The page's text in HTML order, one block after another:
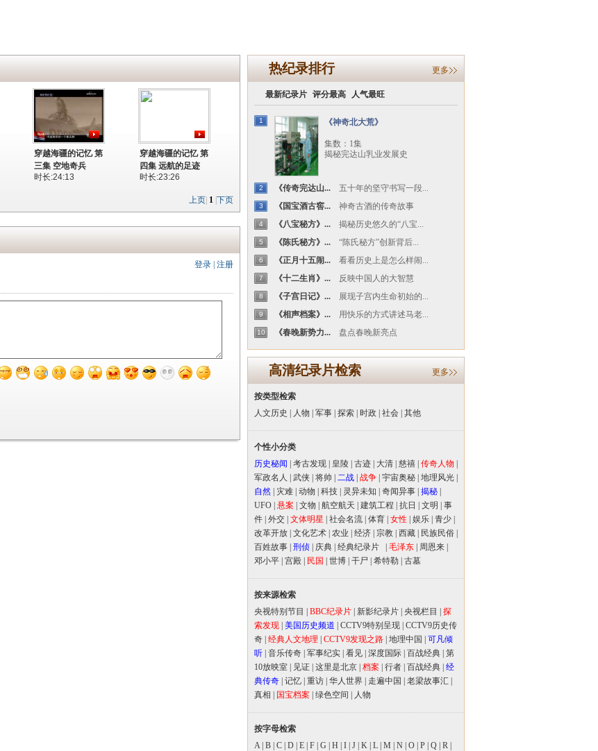
穿越海疆的记忆 第
三集 空地奇兵
时长:24:13
穿越海疆的记忆 第
四集 远航的足迹
时长:23:26
上页 1 下页
登录 注册
热纪录排行 更多
最新纪录片 评分最高 人气最旺
1 《神奇北大荒》
集数：1集
揭秘完达山乳业发展史
2 《传奇完达山... 五十年的坚守书写一段...
3 《国宝酒古窖... 神奇古酒的传奇故事
4 《八宝秘方》... 揭秘历史悠久的“八宝...
5 《陈氏秘方》... “陈氏秘方”创新背后...
6 《正月十五闹... 看看历史上是怎么样闹...
7 《十二生肖》... 反映中国人的大智慧
8 《子宫日记》... 展现子宫内生命初始的...
9 《相声档案》... 用快乐的方式讲述马老...
10 《春晚新势力... 盘点春晚新亮点
高清纪录片检索 更多
按类型检索
人文历史
人物 军事 探索 时政 社会 其他
个性小分类
历史秘闻
考古发现 皇陵 古迹 大清 慈禧 传奇人物
军政名人
武侠 将帅 二战 战争 宇宙奥秘 地理风光
自然
灾难 动物 科技 灵异未知 奇闻异事 揭秘
UFO 悬案 文物 航空航天 建筑工程 抗日 文明
事
件 外交 文体明星 社会名流 体育 女性 娱乐 青少
改革开放 文化艺术 农业 经济 宗教 西藏 民族民俗
百姓故事 刑侦 庆典 经典纪录片 毛泽东 周恩来
邓小平 宫殿 民国 世博 干尸 希特勒 古墓
按来源检索
央视特别节目
BBC纪录片 新影纪录片 央视栏目
探
索发现 美国历史频道 CCTV9特别呈现 CCTV9历史传
奇 经典人文地理 CCTV9发现之路 地理中国
可凡倾
听 音乐传奇 军事纪实 看见 深度国际 百战经典 第
10放映室
见证 这里是北京 档案 行者 百战经典 经
典传奇 记忆 重访 华人世界 走遍中国 老梁故事汇
真相
国宝档案 绿色空间 人物
按字母检索
A| B C D E F G H I J K L M N O P Q R